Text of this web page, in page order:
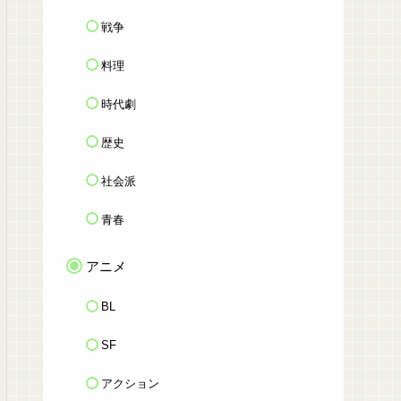
戦争
料理
時代劇
歴史
社会派
青春
アニメ
BL
SF
アクション